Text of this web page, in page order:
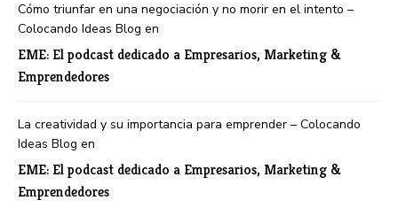
Cómo triunfar en una negociación y no morir en el intento –
Colocando Ideas Blog en
EME: El podcast dedicado a Empresarios, Marketing &
Emprendedores
La creatividad y su importancia para emprender – Colocando
Ideas Blog en
EME: El podcast dedicado a Empresarios, Marketing &
Emprendedores